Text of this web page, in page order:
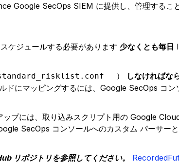
Google SecOps SIEM に提供し、管理すること
ケジュールする必要があります 少なくとも毎日
） しなければな
ドにマッピングするには、Google SecOps コン
ップには、取り込みスクリプト用の Google
SecOps コンソールへのカスタム パーサー
リポジトリを参照してください。